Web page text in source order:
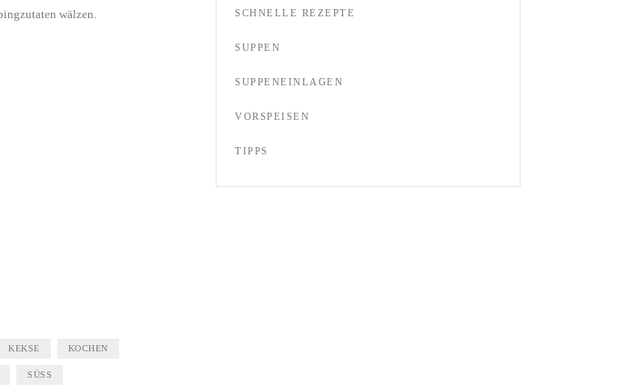
wälzen.
KEKSE KOCHEN
SÜSS
SCHNELLE REZEPTE
SUPPEN
SUPPENEINLAGEN
VORSPEISEN
TIPPS